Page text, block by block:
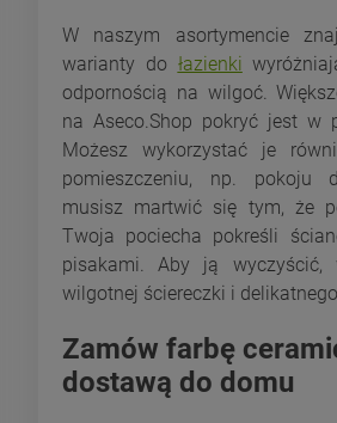
W naszym asortymencie
warianty do łazienki
odpornością na wilgoć.
na Aseco.Shop pokryć jest w
Możesz wykorzystać je
pomieszczeniu, np. pokoju
musisz martwić się tym, że
Twoja pociecha pokreśli
pisakami. Aby ją wyczyścić,
wilgotnej ściereczki i
Zamów farbę
dostawą do domu